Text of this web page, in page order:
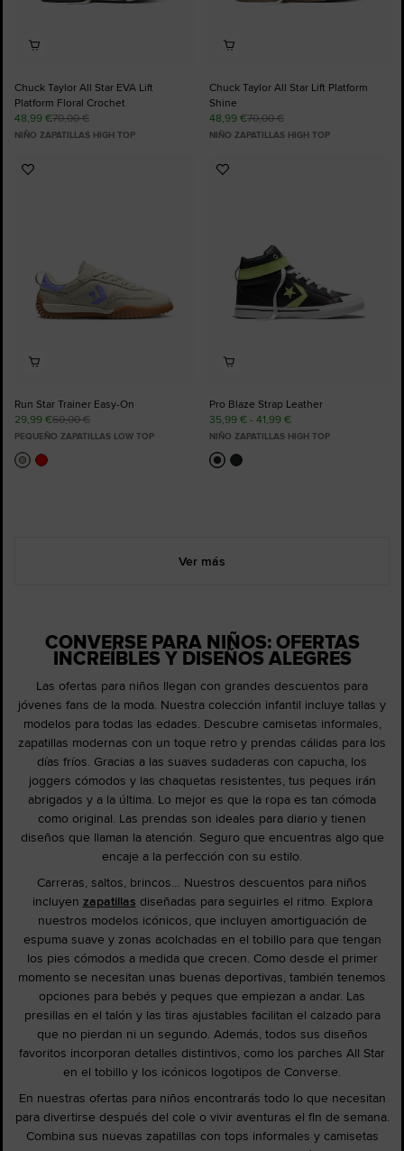
Chuck Taylor All Star EVA Lift
Platform Floral Crochet
48,99 €70,00 €
NIÑO ZAPATILLAS HIGH TOP
Chuck Taylor All Star Lift Platform
Shine
48,99 €70,00 €
NIÑO ZAPATILLAS HIGH TOP
Añadir
Run Star Trainer Easy-On
29,99 €60,00 €
PEQUEÑO ZAPATILLAS LOW TOP
Añadir
Pro Blaze Strap Leather
35,99 € - 41,99 €
NIÑO ZAPATILLAS HIGH TOP
Ver más
CONVERSE PARA NIÑOS: OFERTAS
INCREÍBLES Y DISEÑOS ALEGRES
Las ofertas para niños llegan con grandes descuentos para
jóvenes fans de la moda. Nuestra colección infantil incluye tallas y
modelos para todas las edades. Descubre camisetas informales,
zapatillas modernas con un toque retro y prendas cálidas para los
días fríos. Gracias a las suaves sudaderas con capucha, los
joggers cómodos y las chaquetas resistentes, tus peques irán
abrigados y a la última. Lo mejor es que la ropa es tan cómoda
como original. Las prendas son ideales para diario y tienen
diseños que llaman la atención. Seguro que encuentras algo que
encaje a la perfección con su estilo.
Carreras, saltos, brincos… Nuestros descuentos para niños
incluyen zapatillas diseñadas para seguirles el ritmo. Explora
nuestros modelos icónicos, que incluyen amortiguación de
espuma suave y zonas acolchadas en el tobillo para que tengan
los pies cómodos a medida que crecen. Como desde el primer
momento se necesitan unas buenas deportivas, también tenemos
opciones para bebés y peques que empiezan a andar. Las
presillas en el talón y las tiras ajustables facilitan el calzado para
que no pierdan ni un segundo. Además, todos sus diseños
favoritos incorporan detalles distintivos, como los parches All Star
en el tobillo y los icónicos logotipos de Converse.
En nuestras ofertas para niños encontrarás todo lo que necesitan
para divertirse después del cole o vivir aventuras el fin de semana.
Combina sus nuevas zapatillas con tops informales y camisetas